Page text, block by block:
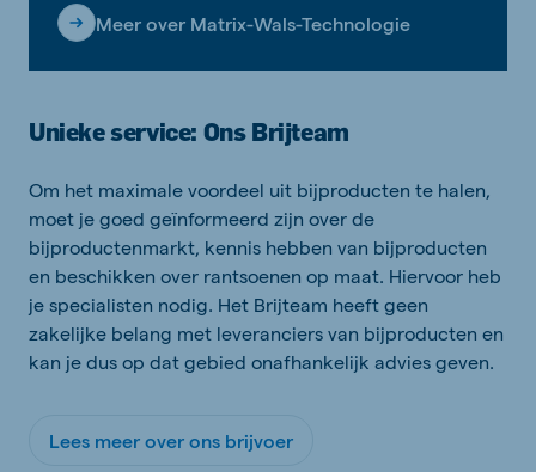
Meer over Matrix-Wals-Technologie
Unieke service: Ons Brijteam
Om het maximale voordeel uit bijproducten te halen,
moet je goed geïnformeerd zijn over de
bijproductenmarkt, kennis hebben van bijproducten
en beschikken over rantsoenen op maat. Hiervoor heb
je specialisten nodig. Het Brijteam heeft geen
zakelijke belang met leveranciers van bijproducten en
kan je dus op dat gebied onafhankelijk advies geven.
Lees meer over ons brijvoer